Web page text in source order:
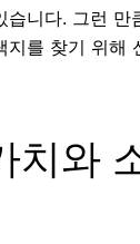
습니다. 그런 만
지를 찾기 위해
치와